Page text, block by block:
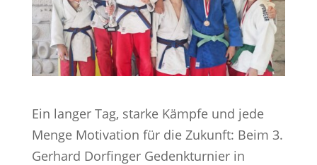
Ein langer Tag, starke Kämpfe und jede
Menge Motivation für die Zukunft: Beim 3.
Gerhard Dorfinger Gedenkturnier in